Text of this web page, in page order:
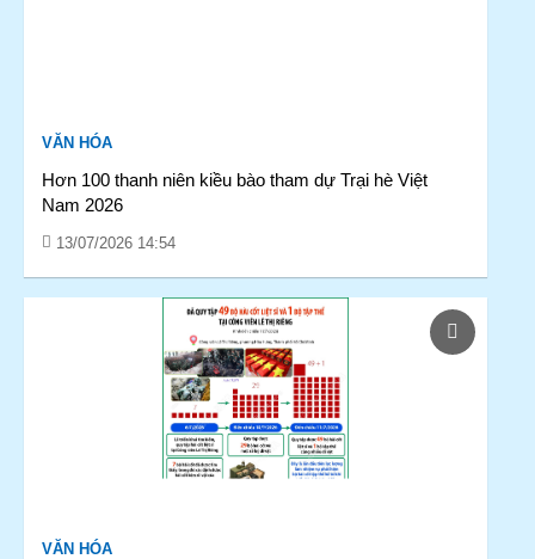
VĂN HÓA
Hơn 100 thanh niên kiều bào tham dự Trại hè Việt
Nam 2026
13/07/2026 14:54
VĂN HÓA